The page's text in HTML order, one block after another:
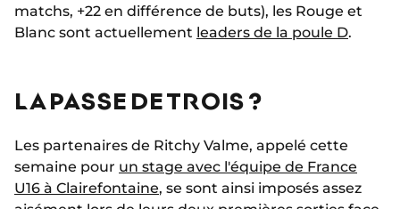
matchs, +22 en différence de buts), les Rouge et
Blanc sont actuellement leaders de la poule D.
LA PASSE DE TROIS ?
Les partenaires de Ritchy Valme, appelé cette
semaine pour un stage avec l'équipe de France
U16 à Clairefontaine, se sont ainsi imposés assez